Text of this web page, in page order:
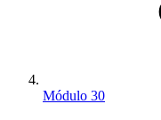
Módulo 30